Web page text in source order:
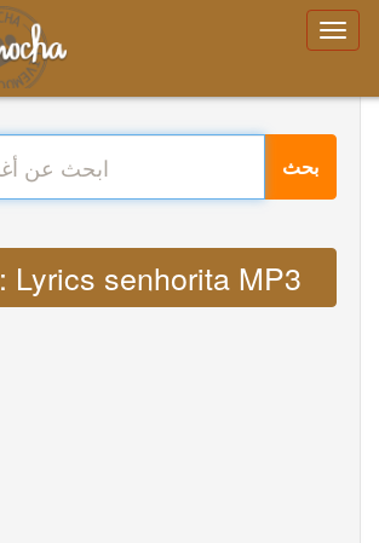
بحث
ترجمة : Lyrics senhorita MP3